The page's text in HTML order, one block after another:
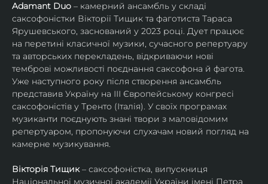
Adamant Duo – камерний ансамбль у складі
саксофоністки Вікторії Тищик та фаготиста Тараса
Ярушевського, заснований у 2023 році. Дует працює
на перетині класичної музики, сучасного репертуару
та авторських перекладень, відкриваючи нові
темброві можливості поєднання саксофона й фагота.
Уже наступного року після створення ансамбль
представив Україну на ІІІ Європейському конгресі
саксофоністів у Тренто (Італія). У своїх програмах
музиканти поєднують знані твори з маловідомим
репертуаром, пропонуючи слухачам новий погляд на
камерне музикування.
Вікторія Тищик – саксофоністка, випускниця
Національної музичної академії України імені Петра